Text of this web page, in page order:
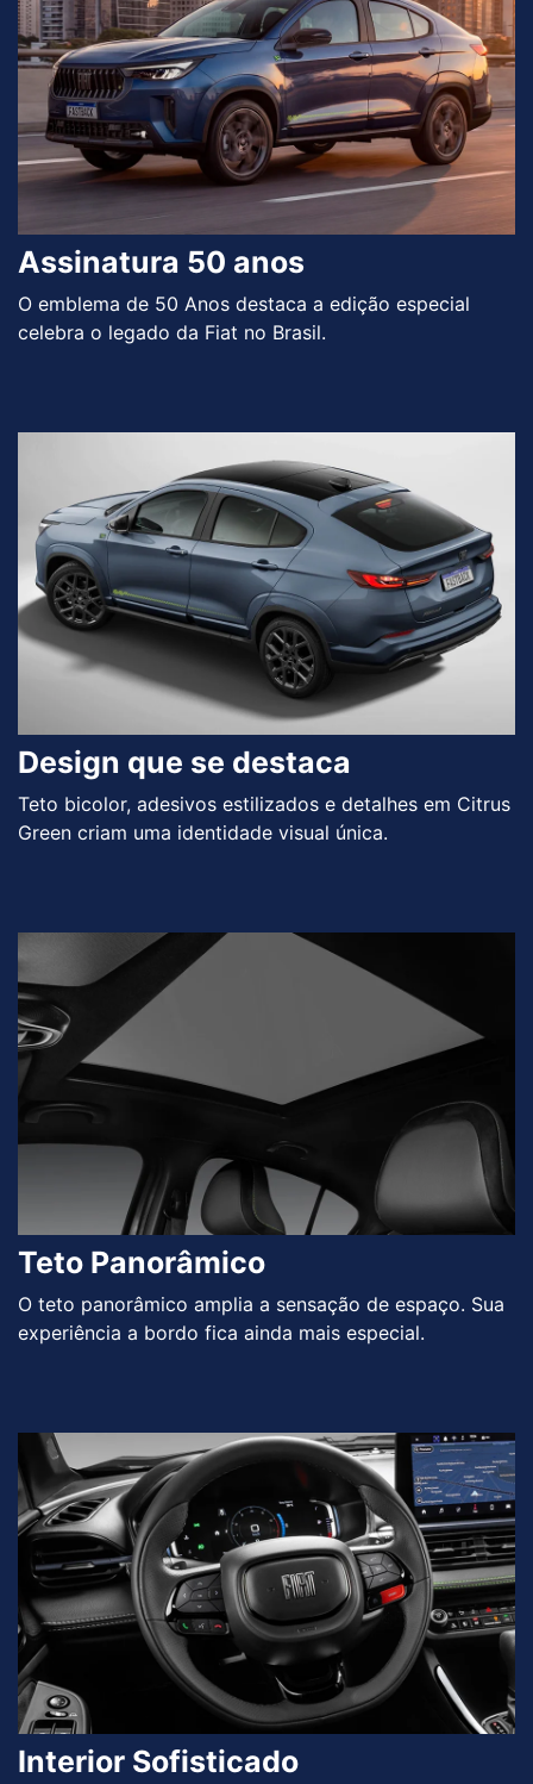
Assinatura 50 anos
O emblema de 50 Anos destaca a edição especial
celebra o legado da Fiat no Brasil.
Design que se destaca
Teto bicolor, adesivos estilizados e detalhes em Citrus
Green criam uma identidade visual única.
Teto Panorâmico
O teto panorâmico amplia a sensação de espaço. Sua
experiência a bordo fica ainda mais especial.
Interior Sofisticado